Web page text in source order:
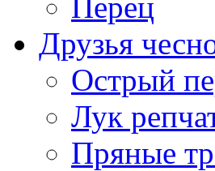
Друзья
Острый
Лук
Пряные